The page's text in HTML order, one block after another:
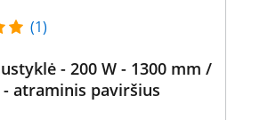
(1)
- 200 W - 1300 mm /
- atraminis paviršius